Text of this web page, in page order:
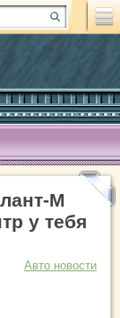
М
у тебя
Авто новости